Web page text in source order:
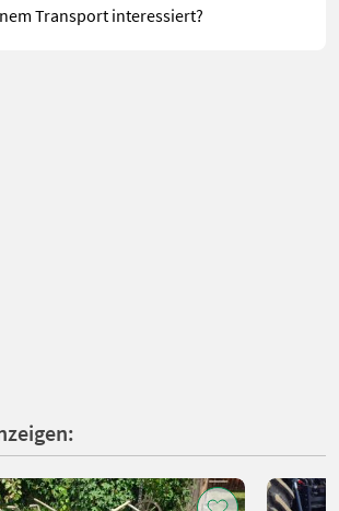
Transport interessiert?